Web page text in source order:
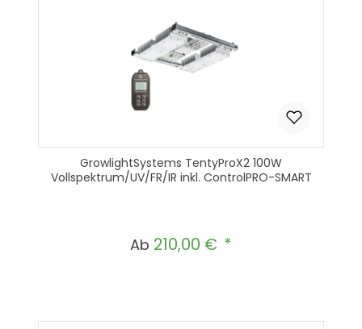
GrowlightSystems TentyProX2 100W
Vollspektrum/UV/FR/IR inkl. ControlPRO-SMART
Regulärer Preis:
Ab 210,00 €